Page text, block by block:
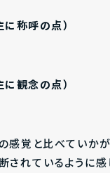
称呼の点）
観念の点）
感覚と比べていか
されているように